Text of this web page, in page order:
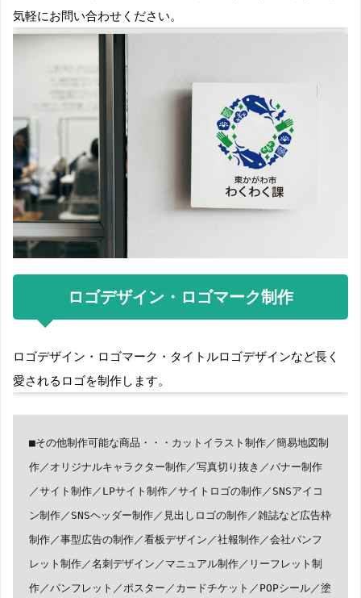
気軽にお問い合わせください。
ロゴデザイン・ロゴマーク制作
ロゴデザイン・ロゴマーク・タイトルロゴデザインなど長く
愛されるロゴを制作します。
■その他制作可能な商品・・・カットイラスト制作／簡易地図制
作／オリジナルキャラクター制作／写真切り抜き／バナー制作
／サイト制作／LPサイト制作／サイトロゴの制作／SNSアイコ
ン制作／SNSヘッダー制作／見出しロゴの制作／雑誌など広告枠
制作／事型広告の制作／看板デザイン／社報制作／会社パンフ
レット制作／名刺デザイン／マニュアル制作／リーフレット制
作／パンフレット／ポスター／カードチケット／POPシール／塗